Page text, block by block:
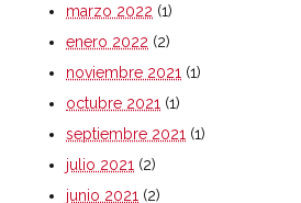
marzo 2022 (1)
enero 2022 (2)
noviembre 2021 (1)
octubre 2021 (1)
septiembre 2021 (1)
julio 2021 (2)
junio 2021 (2)